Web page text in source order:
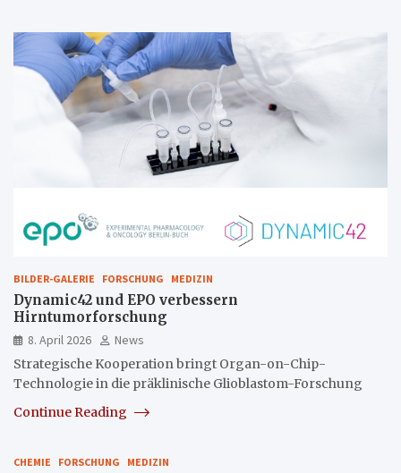
BILDER-GALERIE FORSCHUNG MEDIZIN
Dynamic42 und EPO verbessern
Hirntumorforschung
8. April 2026
News
Strategische Kooperation bringt Organ-on-Chip-
Technologie in die präklinische Glioblastom-Forschung
Continue Reading
CHEMIE FORSCHUNG MEDIZIN